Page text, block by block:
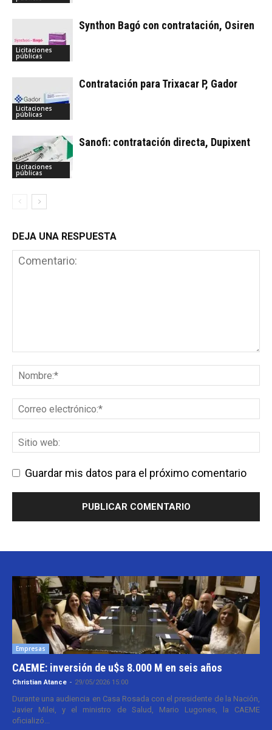
Licitaciones
públicas
Synthon Bagó con contratación, Osiren
Licitaciones
públicas
Contratación para Trixacar P, Gador
Licitaciones
públicas
Sanofi: contratación directa, Dupixent
DEJA UNA RESPUESTA
Guardar mis datos para el próximo comentario
Empresas
CAEME: inversión de u$s 8.000 M en seis años
Christian Atance - 29/05/2026 15:00
Durante una audiencia en Casa Rosada con el presidente de la Nación,
Javier Milei, y el ministro de Salud, Mario Lugones, la CAEME
oficializó...